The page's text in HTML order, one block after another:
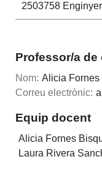
2503758
Professor/a de
Nom: Alicia Fornes
Correu electrònic:
Equip docent
Alicia Fornes
Laura Rivera